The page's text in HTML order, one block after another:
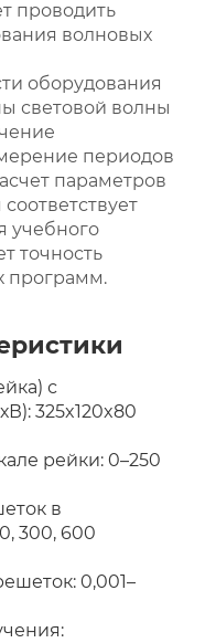
проводить
волновых
оборудования
световой волны
периодов
параметров
учебного
точность
программ.
с
325x120x80
рейки: 0–250
в
300, 600
0,001–